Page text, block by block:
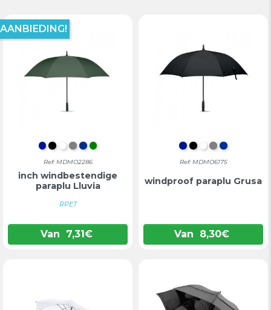
KONINGSBLAUW
ZWART
WITGRIJS
BLAUW
GROEN
Ref: MDMO2286
inch windbestendige
paraplu Lluvia
RPET
Van 7,31€
AANBIEDING!
KONINGSBLAUW
ZWART
WITGRIJSBLAUW
Ref: MDMO6175
windproof paraplu Grusa
Van 8,30€